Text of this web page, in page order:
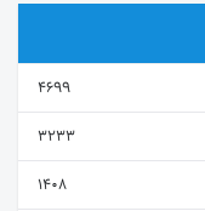
4699
3233
1408